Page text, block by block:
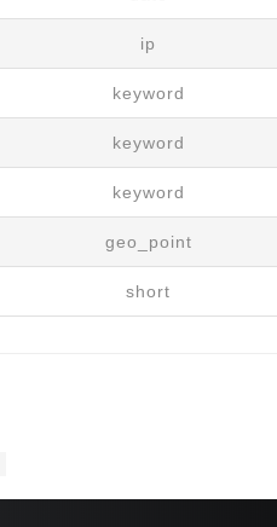
ip
keyword
keyword
keyword
geo_point
short